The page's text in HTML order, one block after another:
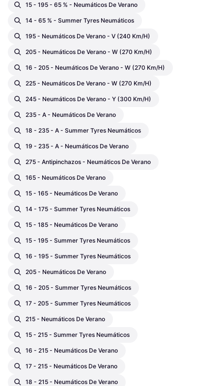
15 - 195 - 65 % - Neumáticos De Verano
14 - 65 % - Summer Tyres Neumáticos
195 - Neumáticos De Verano - V (240 Km/h)
205 - Neumáticos De Verano - W (270 Km/h)
16 - 205 - Neumáticos De Verano - W (270 Km/h)
225 - Neumáticos De Verano - W (270 Km/h)
245 - Neumáticos De Verano - Y (300 Km/h)
235 - A - Neumáticos De Verano
18 - 235 - A - Summer Tyres Neumáticos
19 - 235 - A - Neumáticos De Verano
275 - Antipinchazos - Neumáticos De Verano
165 - Neumáticos De Verano
15 - 165 - Neumáticos De Verano
14 - 175 - Summer Tyres Neumáticos
15 - 185 - Neumáticos De Verano
15 - 195 - Summer Tyres Neumáticos
16 - 195 - Summer Tyres Neumáticos
205 - Neumáticos De Verano
16 - 205 - Summer Tyres Neumáticos
17 - 205 - Summer Tyres Neumáticos
215 - Neumáticos De Verano
15 - 215 - Summer Tyres Neumáticos
16 - 215 - Neumáticos De Verano
17 - 215 - Neumáticos De Verano
18 - 215 - Neumáticos De Verano